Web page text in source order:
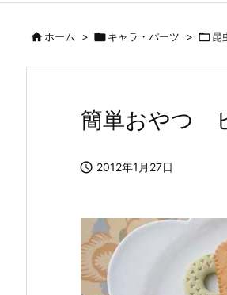
ホーム > キャラ・パーツ > 昆
簡単おやつ
 2012年1月27日